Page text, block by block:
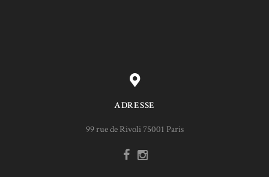
ADRESSE
99 rue de Rivoli 75001 Paris